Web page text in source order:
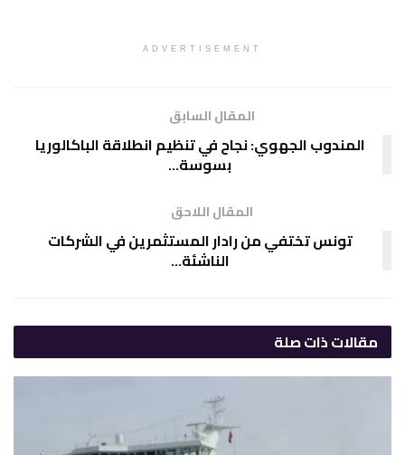
ADVERTISEMENT
المقال السابق
المندوب الجهوي: نجاح في تنظيم انطلاقة الباكالوريا
بسوسة…
المقال اللاحق
تونس تختفي من رادار المستثمرين في الشركات
الناشئة…
مقالاتذات صلة